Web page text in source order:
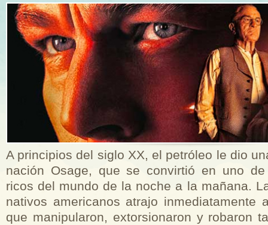
A principios del siglo XX, el petróleo le dio
nación Osage, que se convirtió en uno
ricos del mundo de la noche a la mañana.
nativos americanos atrajo inmediatamente
que manipularon, extorsionaron y robaron